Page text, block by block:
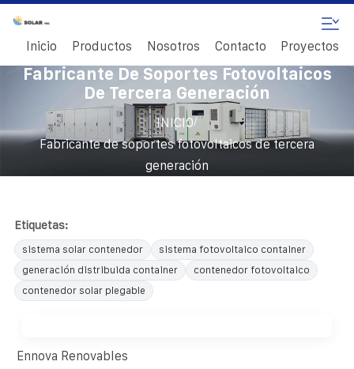
Inicio Productos Nosotros Contacto Proyectos
Fabricante De Soportes Fotovoltaicos
De Tercera Generación
INICIO/
Fabricante de soportes fotovoltaicos de tercera
generación
Etiquetas:
sistema solar contenedor
sistema fotovoltaico container
generación distribuida container
contenedor fotovoltaico
contenedor solar plegable
Ennova Renovables